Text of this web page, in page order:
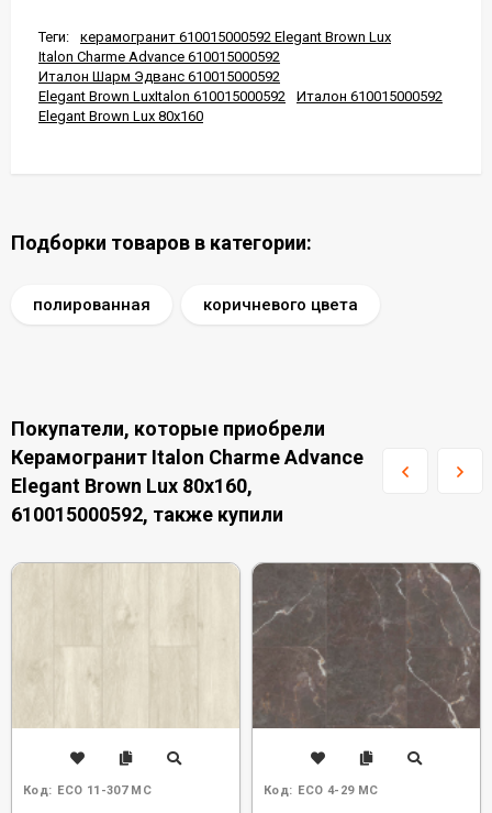
Теги:
керамогранит 610015000592 Elegant Brown Lux
Italon Charme Advance 610015000592
Италон Шарм Эдванс 610015000592
Elegant Brown LuxItalon 610015000592
Италон 610015000592
Elegant Brown Lux 80x160
Подборки товаров в категории:
полированная коричневого цвета
Покупатели, которые приобрели
Керамогранит Italon Charme Advance
Elegant Brown Lux 80x160,
610015000592, также купили
Код: ECO 11-307 MC Код: ECO 4-29 MC